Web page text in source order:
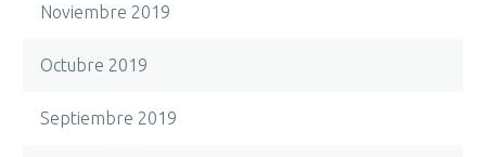
Noviembre 2019
Octubre 2019
Septiembre 2019